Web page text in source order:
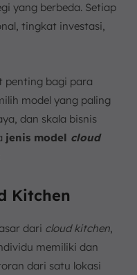
yang berbeda. Setiap
tingkat investasi,
penting bagi para
model yang paling
dan skala bisnis
jenis model cloud
Kitchen
dari cloud kitchen,
memiliki dan
dari satu lokasi